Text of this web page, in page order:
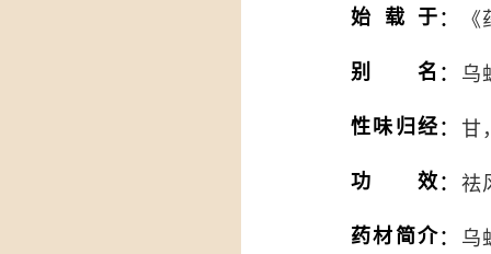
始载于：
别名 ： 乌
性味归经： 甘
功效： 祛
药材简介： 乌